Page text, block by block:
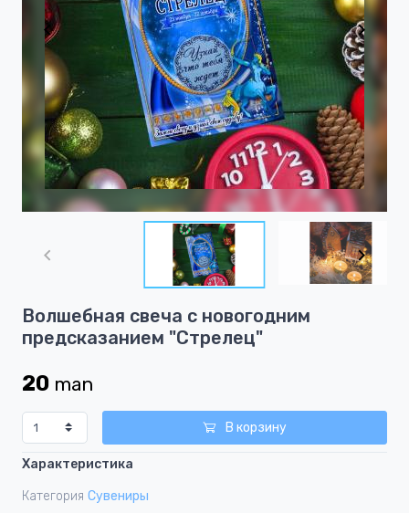
1
of
Волшебная свеча с новогодним
предсказанием "Стрелец"
20 man
В корзину
Характеристика
Категория Сувениры